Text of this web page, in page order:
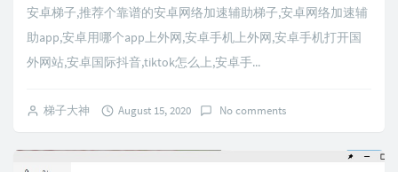
安卓梯子,推荐个靠谱的安卓网络加速辅助梯子,安卓网络加速辅
助app,安卓用哪个app上外网,安卓手机上外网,安卓手机打开国
外网站,安卓国际抖音,tiktok怎么上,安卓手...
梯子大神 August 15, 2020 No comments